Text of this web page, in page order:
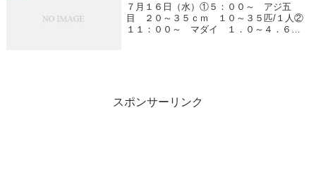
７月１６日（水）①５：００～ アジ五
目 ２０～３５ｃｍ １０～３５匹/１人②
１１：００～ マダイ １．０～４．６ｋ
スポンサーリンク